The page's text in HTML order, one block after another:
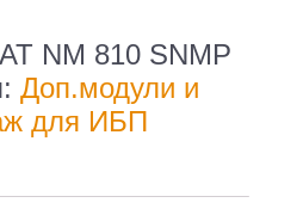
NM 810 SNMP
Доп.модули и
для ИБП